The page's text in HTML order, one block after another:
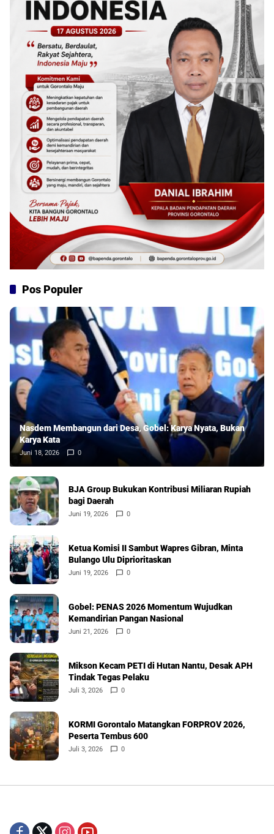
Pos Populer
Nasdem Membangun dari Desa, Gobel: Karya Nyata, Bukan
Karya Kata
Juni 18, 2026 0
BJA Group Bukukan Kontribusi Miliaran Rupiah
bagi Daerah
Juni 19, 2026 0
Ketua Komisi II Sambut Wapres Gibran, Minta
Bulango Ulu Diprioritaskan
Juni 19, 2026 0
Gobel: PENAS 2026 Momentum Wujudkan
Kemandirian Pangan Nasional
Juni 21, 2026 0
Mikson Kecam PETI di Hutan Nantu, Desak APH
Tindak Tegas Pelaku
Juli 3, 2026 0
KORMI Gorontalo Matangkan FORPROV 2026,
Peserta Tembus 600
Juli 3, 2026 0